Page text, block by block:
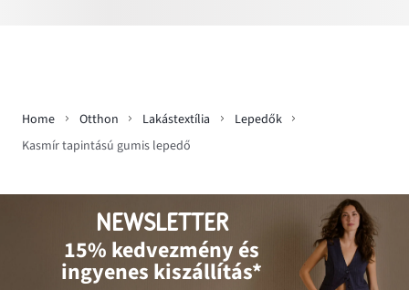
Home Otthon Lakástextília
Lepedők
Kasmír tapintású gumis lepedő
NEWSLETTER
15% kedvezmény és
ingyenes kiszállítás*